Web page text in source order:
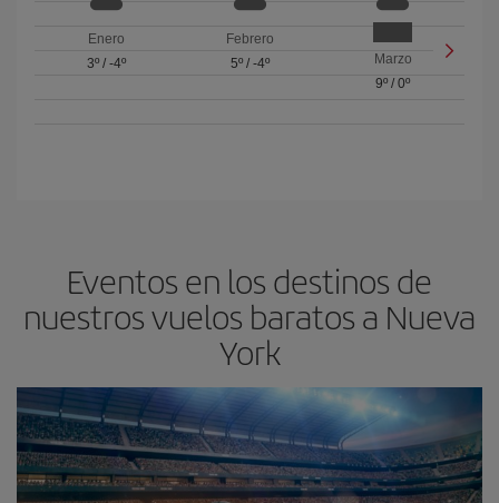
Enero
3º/ -4º
Febrero
5º/ -4º
Marzo
9º /0º
Eventos en los destinos de
nuestros vuelos baratos a Nueva
York